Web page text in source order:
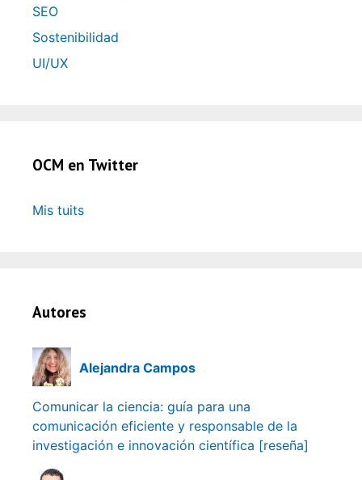
SEO
Sostenibilidad
UI/UX
OCM en Twitter
Mis tuits
Autores
Alejandra Campos
Comunicar la ciencia: guía para una
comunicación eficiente y responsable de la
investigación e innovación científica [reseña]